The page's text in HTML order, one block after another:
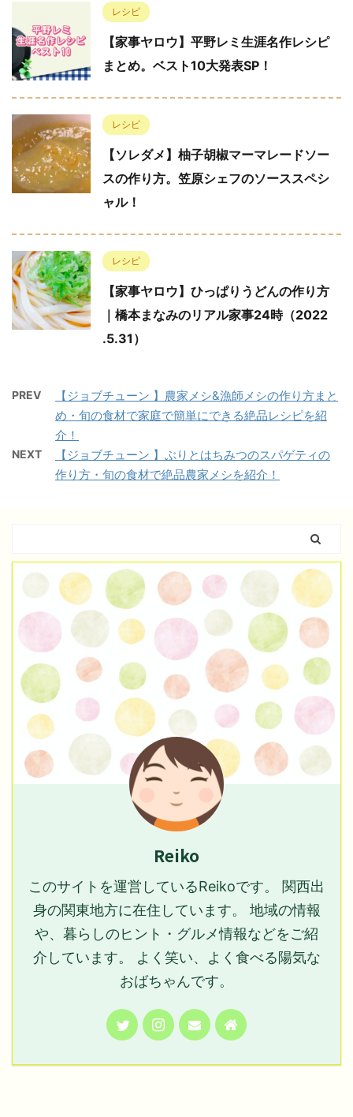
レシピ
【家事ヤロウ】平野レミ生涯名作レシピ
まとめ。ベスト10大発表SP！
レシピ
【ソレダメ】柚子胡椒マーマレードソー
スの作り方。笠原シェフのソーススペシ
ャル！
レシピ
【家事ヤロウ】ひっぱりうどんの作り方
｜橋本まなみのリアル家事24時（2022
.5.31）
PREV
【ジョブチューン 】農家メシ&漁師メシの作り方まと
め・旬の食材で家庭で簡単にできる絶品レシピを紹
介！
NEXT
【ジョブチューン 】ぶりとはちみつのスパゲティの
作り方・旬の食材で絶品農家メシを紹介！
Reiko
このサイトを運営しているReikoです。 関西出
身の関東地方に在住しています。 地域の情報
や、暮らしのヒント・グルメ情報などをご紹
介しています。 よく笑い、よく食べる陽気な
おばちゃんです。